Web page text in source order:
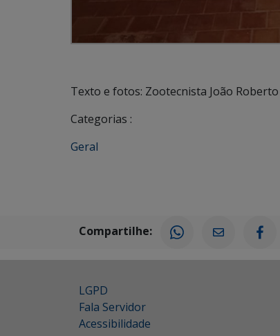
Texto e fotos: Zootecnista João
Categorias :
Geral
Compartilhe:
LGPD
Fala Servidor
Acessibilidade